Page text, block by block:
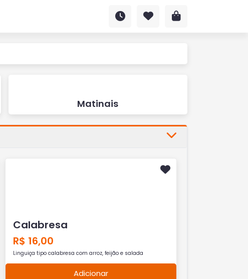
Matinais
Calabresa
R$ 16,00
Linguiça tipo calabresa com arroz, feijão e salada
Adicionar